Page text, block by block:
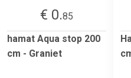
€ 0.85
hamat Aqua stop 200
cm - Graniet